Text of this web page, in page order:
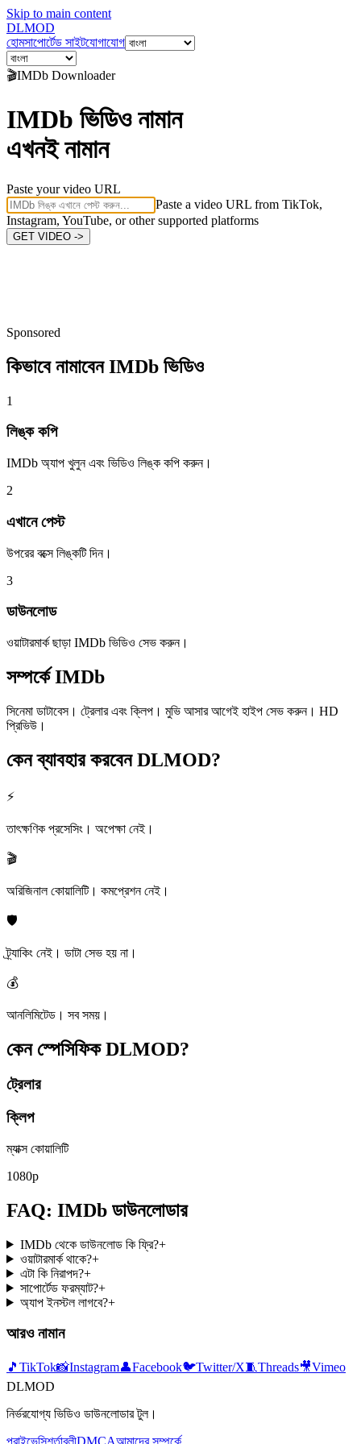
Skip to main content
DLMOD
হোমসাপোর্টেড সাইটযোগাযোগ
🎬IMDb Downloader
IMDb ভিডিও নামান
এখনই নামান
Paste your video URL
Paste a video URL from TikTok,
Instagram, YouTube, or other supported platforms
GET VIDEO ->
Sponsored
কিভাবে নামাবেন IMDb ভিডিও
1
লিঙ্ক কপি
IMDb অ্যাপ খুলুন এবং ভিডিও লিঙ্ক কপি করুন।
2
এখানে পেস্ট
উপরের বক্সে লিঙ্কটি দিন।
3
ডাউনলোড
ওয়াটারমার্ক ছাড়া IMDb ভিডিও সেভ করুন।
সম্পর্কে IMDb
সিনেমা ডাটাবেস। ট্রেলার এবং ক্লিপ। মুভি আসার আগেই হাইপ সেভ করুন। HD
প্রিভিউ।
কেন ব্যাবহার করবেন DLMOD?
⚡
তাৎক্ষণিক প্রসেসিং। অপেক্ষা নেই।
🎬
অরিজিনাল কোয়ালিটি। কমপ্রেশন নেই।
🛡️
ট্র্যাকিং নেই। ডাটা সেভ হয় না।
💰
আনলিমিটেড। সব সময়।
কেন স্পেসিফিক DLMOD?
ট্রেলার
ক্লিপ
ম্যাক্স কোয়ালিটি
1080p
FAQ: IMDb ডাউনলোডার
IMDb থেকে ডাউনলোড কি ফ্রি?+
ওয়াটারমার্ক থাকে?+
এটা কি নিরাপদ?+
সাপোর্টেড ফরম্যাট?+
অ্যাপ ইনস্টল লাগবে?+
আরও নামান
🎵 TikTok📸Instagram👤Facebook🐦Twitter/X🧵Threads🎥Vimeo
DLMOD
নির্ভরযোগ্য ভিডিও ডাউনলোডার টুল।